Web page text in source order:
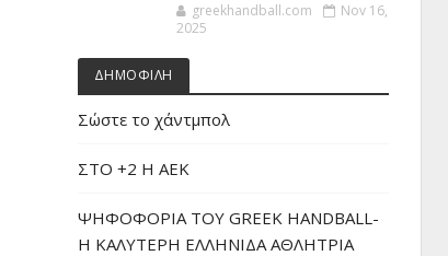
greekhandball.com
Nov 16,
2025
ΔΗΜΟΦΙΛΗ
Σώστε το χάντμπολ
ΣΤΟ +2 Η ΑΕΚ
ΨΗΦΟΦΟΡΙΑ ΤΟΥ GREEK HANDBALL-
H ΚΑΛΥΤΕΡΗ ΕΛΛΗΝΙΔΑ ΑΘΛΗΤΡΙΑ